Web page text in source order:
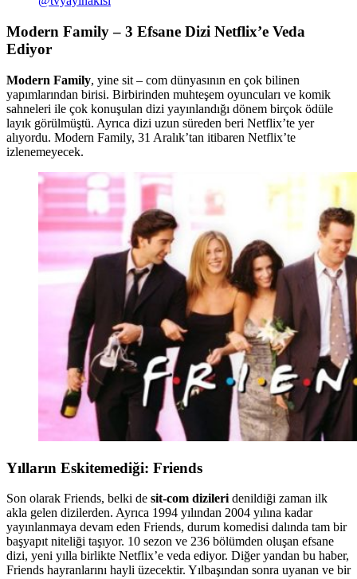
Modern Family– 3 Efsane Dizi Netflix’e Veda
Ediyor
Modern Family, yine sit – com dünyasının en çok bilinen
yapımlarından birisi. Birbirinden muhteşem oyuncuları ve komik
sahneleri ile çok konuşulan dizi yayınlandığı dönem birçok ödüle
layık görülmüştü. Ayrıca dizi uzun süreden beri Netflix’te yer
alıyordu. Modern Family, 31 Aralık’tan itibaren Netflix’te
izlenemeyecek.
Yılların Eskitemediği: Friends
Son olarak Friends, belki de sit-com dizileri denildiği zaman ilk
akla gelen dizilerden. Ayrıca 1994 yılından 2004 yılına kadar
yayınlanmaya devam eden Friends, durum komedisi dalında tam bir
başyapıt niteliği taşıyor. 10 sezon ve 236 bölümden oluşan efsane
dizi, yeni yılla birlikte Netflix’e veda ediyor. Diğer yandan bu haber,
Friends hayranlarını hayli üzecektir. Yılbaşından sonra uyanan ve bir